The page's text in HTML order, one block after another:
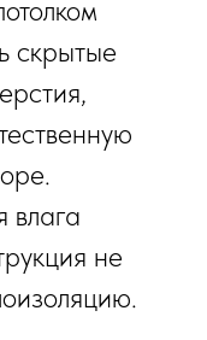
скрытые
влага
не